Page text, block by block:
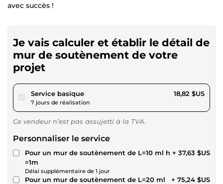
avec succès !
Je vais calculer et établir le détail de
mur de soutènement de votre
projet
Service basiquepour 17,34 $US
7 jours de réalisation
18,82 $US
Ce vendeur n’est pas assujetti à la TVA.
Personnaliser le service
Pour un mur de soutènement de L=10 ml h
=1m
Délai supplémentaire de 1 jour
+ 37,63 $US
Pour un mur de soutènement de L=20 ml
+ 75,24 $US